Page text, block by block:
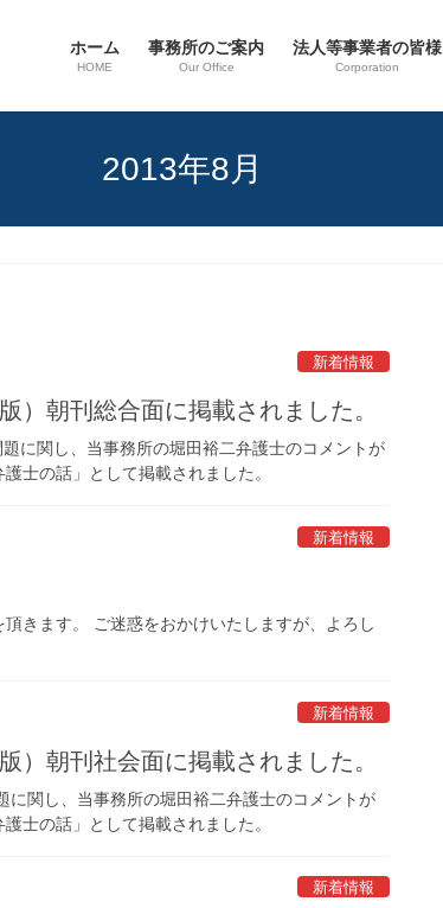
ホーム
HOME
事務所のご案内
Our Office
法人等事業者の皆様
Corporation
2013年8月
新着情報
）朝刊総合面に掲載されました。
に関し、当事務所の堀田裕二弁護士のコメントが
士の話」として掲載されました。
新着情報
きます。 ご迷惑をおかけいたしますが、よろし
新着情報
）朝刊社会面に掲載されました。
関し、当事務所の堀田裕二弁護士のコメントが
士の話」として掲載されました。
新着情報